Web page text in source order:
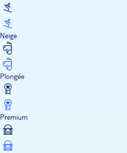
Neige
Plongée
Premium